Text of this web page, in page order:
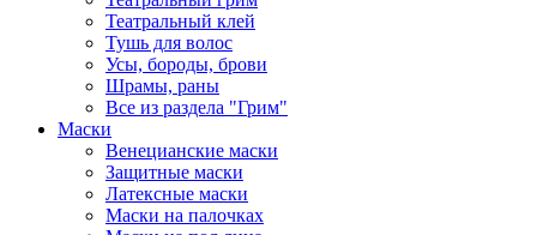
Театральный клей
Тушь для волос
Усы, бороды, брови
Шрамы, раны
Все из раздела "Грим"
Маски
Венецианские маски
Защитные маски
Латексные маски
Маски на палочках